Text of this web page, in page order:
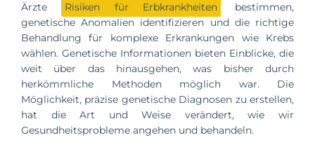
Ärzte
Risiken für Erbkrankheiten
bestimmen,
genetische Anomalien identifizieren und die richtige
Behandlung für komplexe Erkrankungen wie Krebs
wählen. Genetische Informationen bieten Einblicke, die
weit über das hinausgehen, was bisher durch
herkömmliche Methoden möglich war. Die
Möglichkeit, präzise genetische Diagnosen zu erstellen,
hat die Art und Weise verändert, wie wir
Gesundheitsprobleme angehen und behandeln.